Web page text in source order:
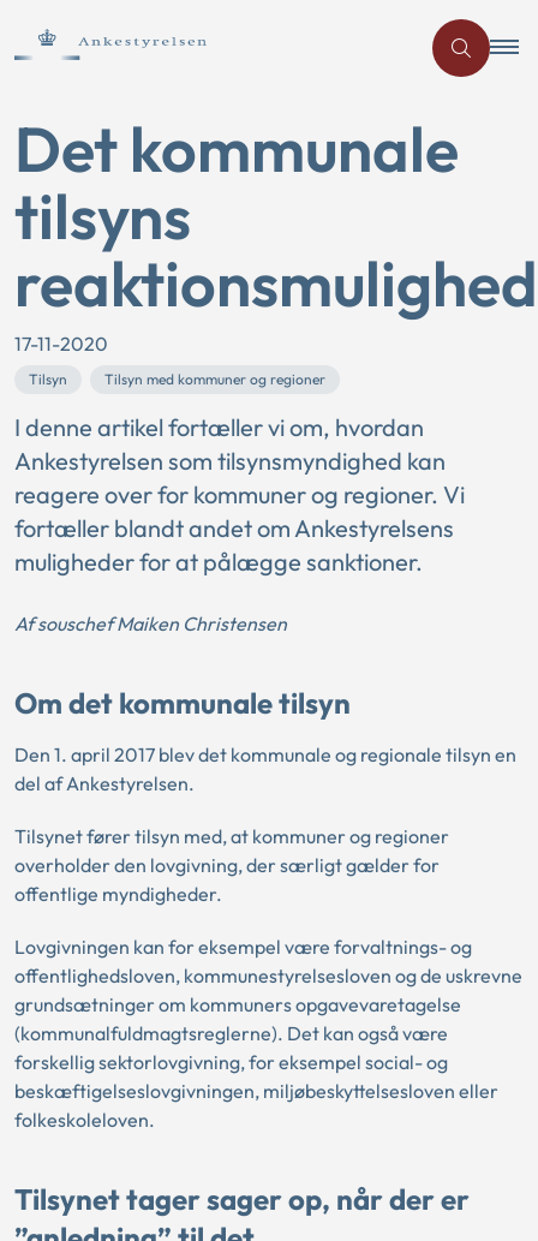
Det kommunale
tilsyns
17-11-2020
Tilsyn Tilsyn med kommuner og regioner
I denne artikel fortæller vi om, hvordan
Ankestyrelsen som tilsynsmyndighed kan
reagere over for kommuner og regioner. Vi
fortæller blandt andet om Ankestyrelsens
muligheder for at pålægge sanktioner.
Af souschef Maiken Christensen
Om det kommunale tilsyn
Den 1. april 2017 blev det kommunale og regionale tilsyn en
del af Ankestyrelsen.
Tilsynet fører tilsyn med, at kommuner og regioner
overholder den lovgivning, der særligt gælder for
offentlige myndigheder.
Lovgivningen kan for eksempel være forvaltnings- og
offentlighedsloven, kommunestyrelsesloven og de uskrevne
grundsætninger om kommuners opgavevaretagelse
(kommunalfuldmagtsreglerne). Det kan også være
forskellig sektorlovgivning, for eksempel social- og
beskæftigelseslovgivningen, miljøbeskyttelsesloven eller
folkeskoleloven.
Tilsynet tager sager op, når der er